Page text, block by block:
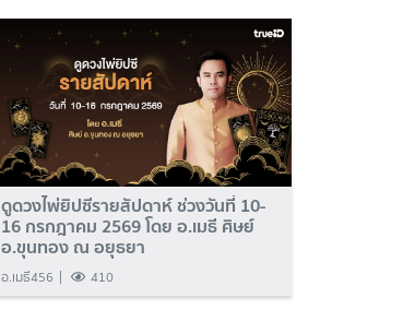
ดูดวงไพ่ยิปซีรายสัปดาห์ ช่วงวันที่ 10-
16 กรกฎาคม 2569 โดย อ.เมธี ศิษย์
อ.ขุนทอง ณ อยุธยา
อ.เมธี456 410